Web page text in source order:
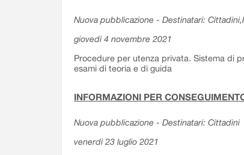
Nuova pubblicazione - Destinatari:
giovedì 4 novembre 2021
Procedure per utenza privata. Sistema di
esami di teoria e di guida
INFORMAZIONI PER
Nuova pubblicazione - Destinatari: Cittadini
venerdì 23 luglio 2021